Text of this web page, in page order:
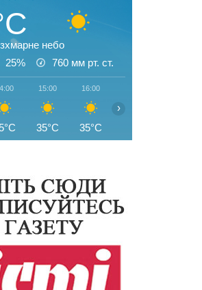
небо
25% 760 мм рт. ст.
15:00
35°C
16:00
35°C
›